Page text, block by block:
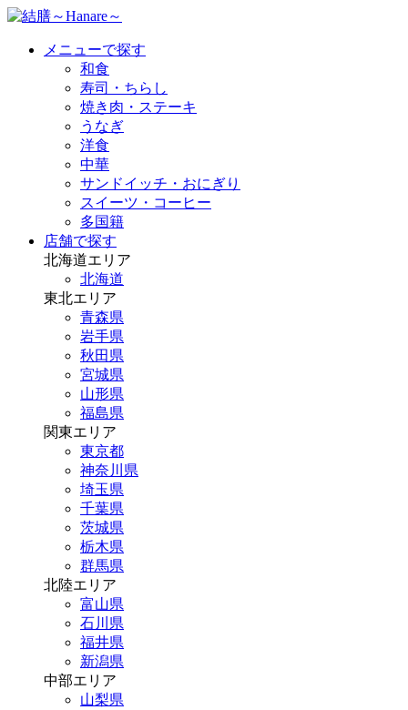
メニューで探す
和食
寿司・ちらし
焼き肉・ステーキ
うなぎ
洋食
中華
サンドイッチ・おにぎり
スイーツ・コーヒー
多国籍
店舗で探す
北海道エリア
北海道
東北エリア
青森県
岩手県
秋田県
宮城県
山形県
福島県
関東エリア
東京都
神奈川県
埼玉県
千葉県
茨城県
栃木県
群馬県
北陸エリア
富山県
石川県
福井県
新潟県
中部エリア
山梨県